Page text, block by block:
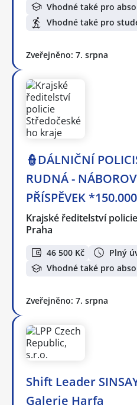
Vhodné také pro
Vhodné také pro
Zveřejněno: 7. srpna
👮DÁLNIČNÍ
RUDNÁ -
PŘÍSPĚVEK
Krajské ředitelství
Praha
46 500 Kč
Plný
Vhodné také pro
Zveřejněno: 7. srpna
Shift Leader
Galerie Harfa